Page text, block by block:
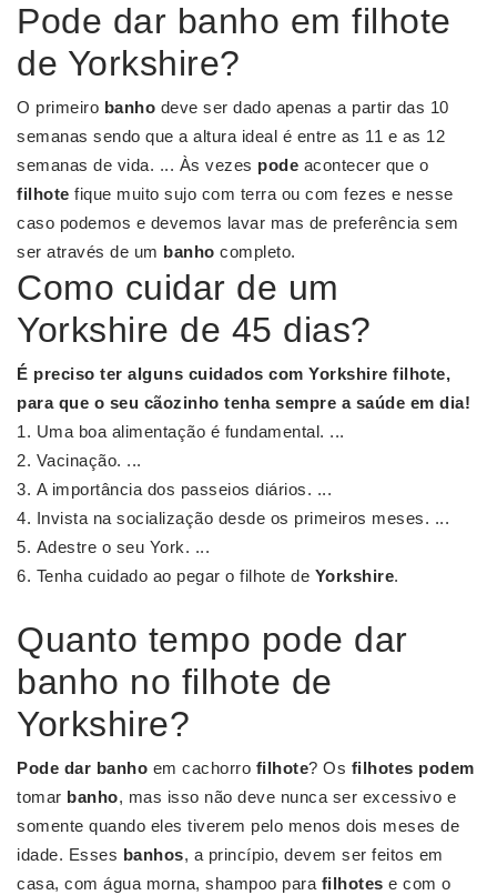
Pode dar banho em filhote
de Yorkshire?
O primeiro banho deve ser dado apenas a partir das 10
semanas sendo que a altura ideal é entre as 11 e as 12
semanas de vida. ... Às vezes pode acontecer que o
filhote fique muito sujo com terra ou com fezes e nesse
caso podemos e devemos lavar mas de preferência sem
ser através de um banho completo.
Como cuidar de um
Yorkshire de 45 dias?
É preciso ter alguns cuidados com Yorkshire filhote,
para que o seu cãozinho tenha sempre a saúde em dia!
Uma boa alimentação é fundamental. ...
Vacinação. ...
A importância dos passeios diários. ...
Invista na socialização desde os primeiros meses. ...
Adestre o seu York. ...
Tenha cuidado ao pegar o filhote de Yorkshire.
Quanto tempo pode dar
banho no filhote de
Yorkshire?
Pode dar banho em cachorro filhote? Os filhotes podem
tomar banho, mas isso não deve nunca ser excessivo e
somente quando eles tiverem pelo menos dois meses de
idade. Esses banhos, a princípio, devem ser feitos em
casa, com água morna, shampoo para filhotes e com o